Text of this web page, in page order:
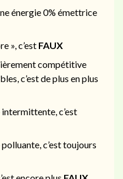
énergie 0% émettrice
», c’est FAUX
compétitive
c’est de plus en plus
intermittente, c’est
polluante, c’est toujours